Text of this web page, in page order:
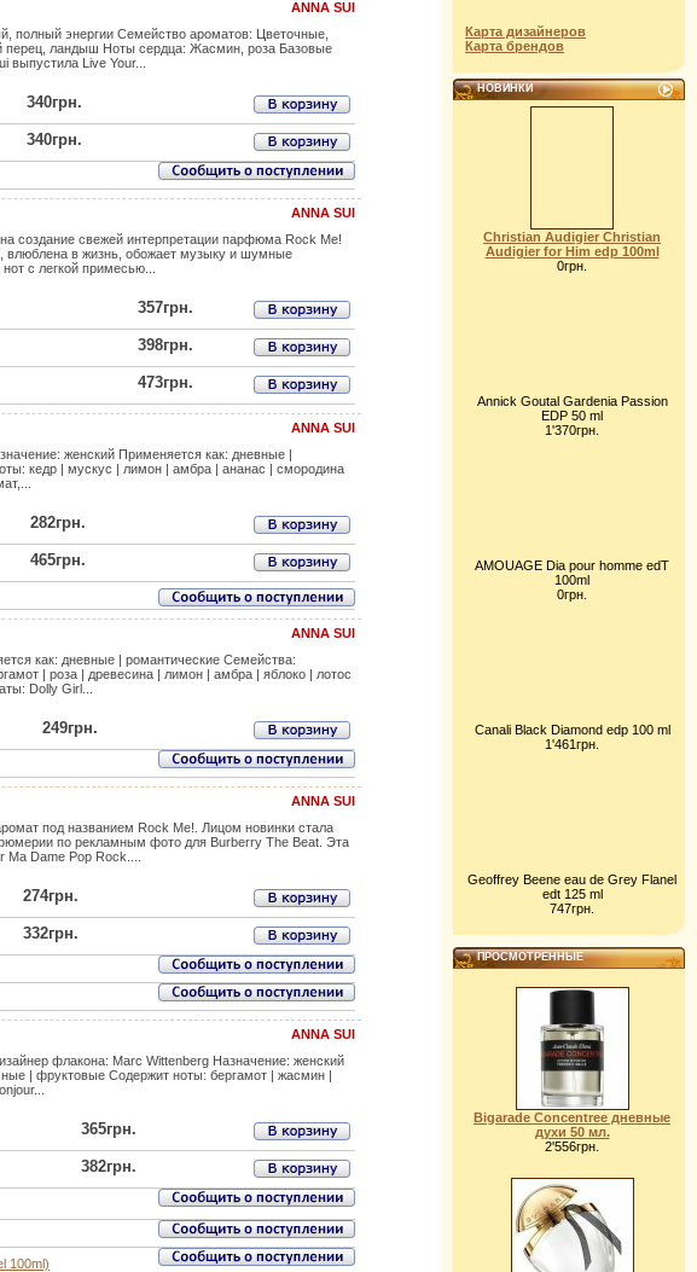
ANNA SUI
полный энергии Семейство ароматов: Цветочные,
ландыш Ноты сердца: Жасмин, роза Базовые
выпустила Live Your...
340грн.
340грн.
ANNA SUI
создание свежей интерпретации парфюма Rock Me!
влюблена в жизнь, обожает музыку и шумные
с легкой примесью...
357грн.
398грн.
473грн.
ANNA SUI
женский Применяется как: дневные |
кедр | мускус | лимон | амбра | ананас | смородина
282грн.
465грн.
ANNA SUI
как: дневные | романтические Семейства:
| роза | древесина | лимон | амбра | яблоко | лотос
Dolly Girl...
249грн.
ANNA SUI
под названием Rock Me!. Лицом новинки стала
по рекламным фото для Burberry The Beat. Эта
Dame Pop Rock....
274грн.
332грн.
ANNA SUI
флакона: Marc Wittenberg Назначение: женский
| фруктовые Содержит ноты: бергамот | жасмин |
365грн.
382грн.
100ml)
Карта дизайнеров
Карта брендов
НОВИНКИ
Christian Audigier Christian
Audigier for Him edp 100ml
0грн.
Annick Goutal Gardenia Passion
EDP 50 ml
1'370грн.
AMOUAGE Dia pour homme edT
100ml
0грн.
Canali Black Diamond edp 100 ml
1'461грн.
Geoffrey Beene eau de Grey Flanel
edt 125 ml
747грн.
ПРОСМОТРЕННЫЕ
Bigarade Concentree дневные
духи 50 мл.
2'556грн.